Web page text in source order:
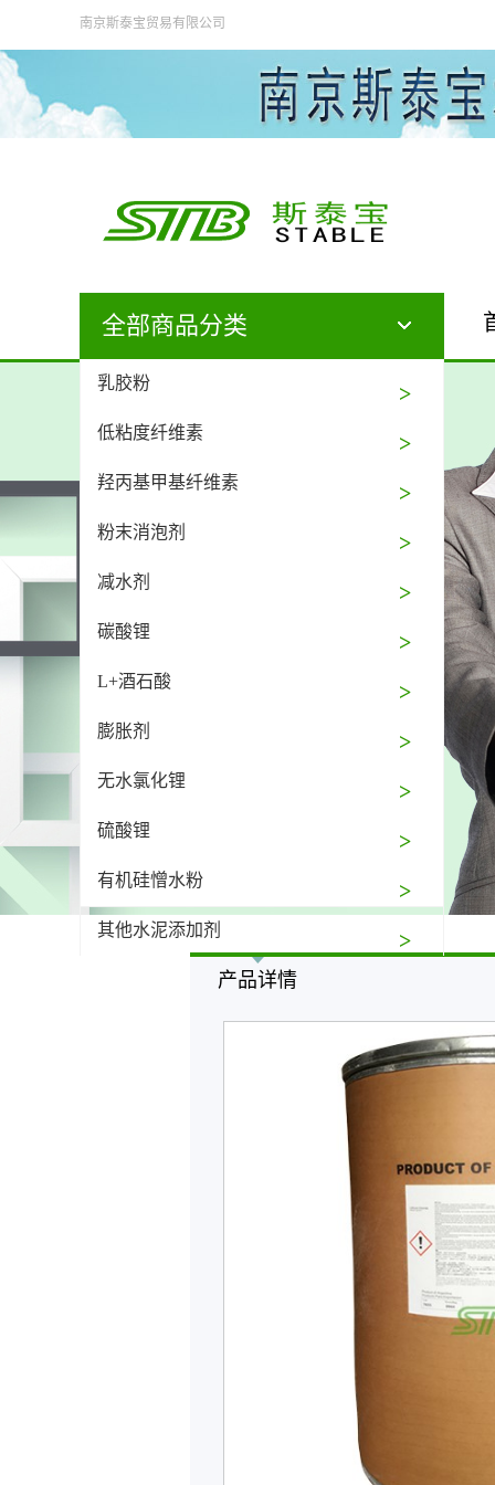
全部商品分类
乳胶粉
低粘度纤维素
羟丙基甲基纤维素
粉末消泡剂
减水剂
碳酸锂
L+酒石酸
膨胀剂
无水氯化锂
硫酸锂
有机硅憎水粉
其他水泥添加剂
南京斯泰宝贸易有限公司
产品详情